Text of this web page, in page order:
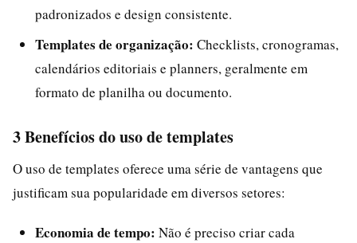
padronizados e design consistente.
Templates de organização: Checklists, cronogramas,
calendários editoriais e planners, geralmente em
formato de planilha ou documento.
3 Benefícios do uso de templates
O uso de templates oferece uma série de vantagens que
justificam sua popularidade em diversos setores:
Economia de tempo: Não é preciso criar cada